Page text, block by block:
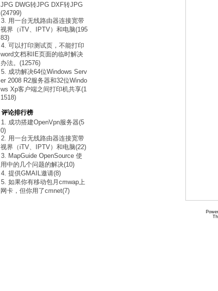
JPG DWG转JPG DXF转JPG
(24799)
3. 用一台无线路由器连接宽带
视界（iTV、IPTV）和电脑(195
83)
4. 可以打印测试页，不能打印
word文档和IE页面的临时解决
办法。(12576)
5. 成功解决64位Windows Serv
er 2008 R2服务器和32位Windo
ws Xp客户端之间打印机共享(1
1518)
评论排行榜
1. 成功搭建OpenVpn服务器(5
0)
2. 用一台无线路由器连接宽带
视界（iTV、IPTV）和电脑(22)
3. MapGuide OpenSource 使
用中的几个问题的解决(10)
4. 提供GMAIL邀请(8)
5. 如果你有移动包月cmwap上
网卡，但你用了cmnet(7)